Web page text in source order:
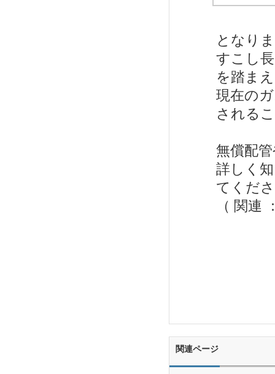
となり
すこし
を踏ま
現在の
される
無償配
詳しく
てくだ
（ 関連
関連ページ